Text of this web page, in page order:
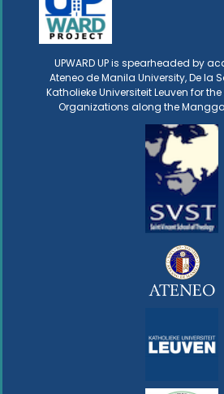
UPWARD UP is spearheaded by
Ateneo de Manila University, De la
Katholieke Universiteit Leuven for the
Organizations along the